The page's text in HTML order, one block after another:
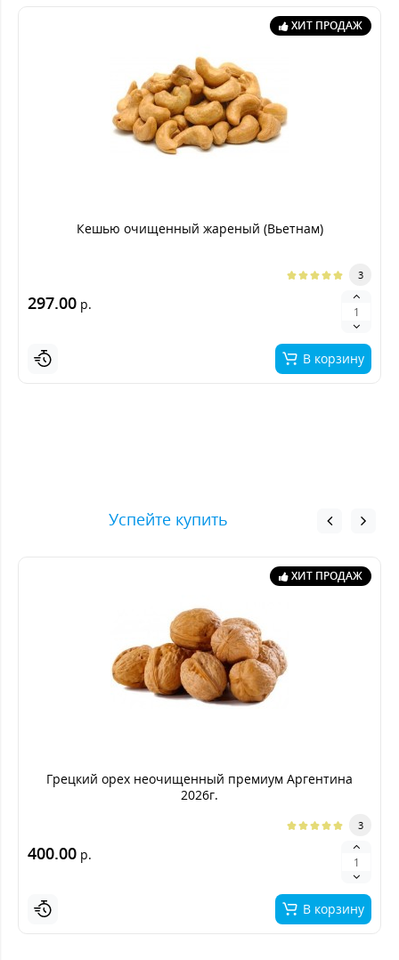
ХИТ ПРОДАЖ
Кешью очищенный жареный (Вьетнам)
3
297.00 р.
В корзину
Успейте купить
ХИТ ПРОДАЖ
Грецкий орех неочищенный премиум Аргентина
2026г.
3
400.00 р.
В корзину